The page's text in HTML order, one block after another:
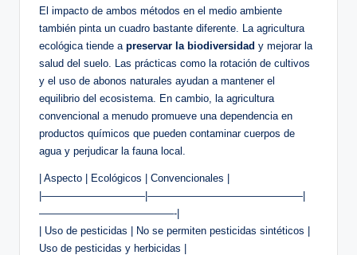
El impacto de ambos métodos en el medio ambiente
también pinta un cuadro bastante diferente. La agricultura
ecológica tiende a preservar la biodiversidad y mejorar la
salud del suelo. Las prácticas como la rotación de cultivos
y el uso de abonos naturales ayudan a mantener el
equilibrio del ecosistema. En cambio, la agricultura
convencional a menudo promueve una dependencia en
productos químicos que pueden contaminar cuerpos de
agua y perjudicar la fauna local.
| Aspecto | Ecológicos | Convencionales |
|——————————|———————————————|
—————————————-|
| Uso de pesticidas | No se permiten pesticidas sintéticos |
Uso de pesticidas y herbicidas |